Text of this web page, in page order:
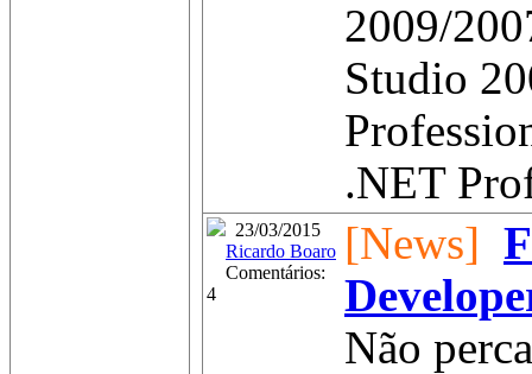
2009/
Studio
.NET
23/03/2015
Ricardo Boaro
Comentários:
4
[News]
Não